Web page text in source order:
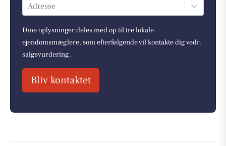
Adresse
Dine oplysninger deles med op til tre lokale
ejendomsmæglere, som efterfølgende vil kontakte dig vedr.
salgsvurdering.
Bliv kontaktet